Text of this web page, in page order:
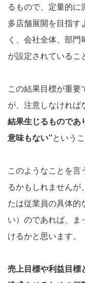
るもので、定量的に
多店舗展開を目指す
く、会社全体、部
が設定されているこ
この結果目標が重
が、注意しなければ
結果生じるものであ
意味もない”という
このようなことを
るかもしれませんが
たは従業員の具体的
い）のであれば、ま
けるかと思います。
売上目標や利益目標